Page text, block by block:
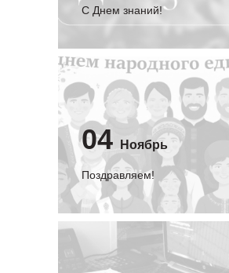
C Днем знаний!
04 Ноябрь
Поздравляем!